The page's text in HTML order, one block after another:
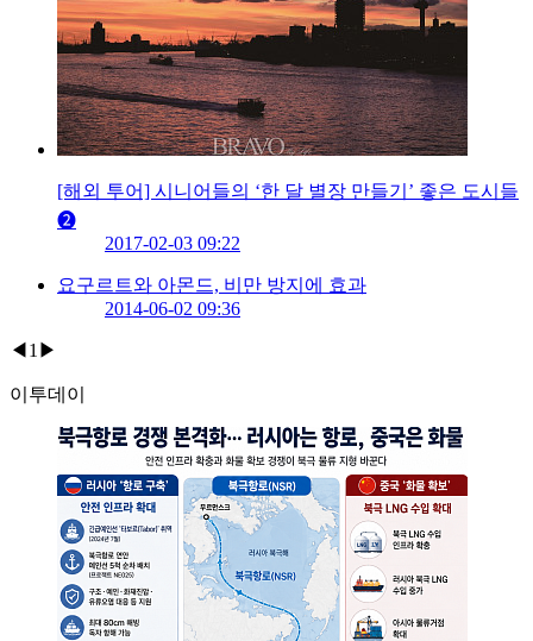
[해외 투어] 시니어들의 ‘한 달 별장 만들기’ 좋은 도시들
❷
2017-02-03 09:22
요구르트와 아몬드, 비만 방지에 효과
2014-06-02 09:36
◀ 1 ▶
이투데이